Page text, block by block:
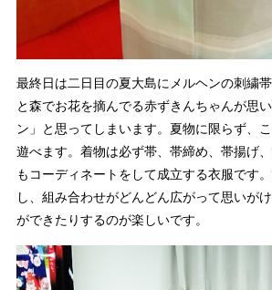
最終日は二日目の夏大島にメルヘンの刺繍
と森でお花を摘んでる赤ずきんちゃんが思
ン」と思ってしまいます。夏物に限らず、
遊べます。着物は必ず帯、帯締め、帯揚げ
もコーディネートをして成立する衣服です
し、組み合わせがどんどん広がって思いが
ができたりするのが楽しいです。